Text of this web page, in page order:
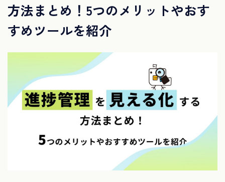
方法まとめ！5つのメリットやおす
すめツールを紹介